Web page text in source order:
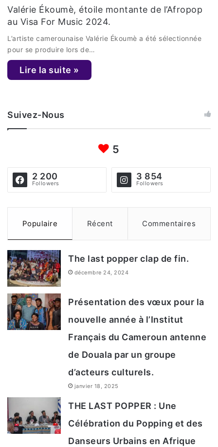
Valérie Ékoumè, étoile montante de l’Afropop
au Visa For Music 2024.
L’artiste camerounaise Valérie Ékoumè a été sélectionnée
pour se produire lors de…
Lire la suite »
Suivez-Nous
5
2 200
Followers
3 854
Followers
Populaire Récent Commentaires
The last popper clap de fin.
décembre 24, 2024
Présentation des vœux pour la
nouvelle année à l’Institut
Français du Cameroun antenne
de Douala par un groupe
d’acteurs culturels.
janvier 18, 2025
THE LAST POPPER : Une
Célébration du Popping et des
Danseurs Urbains en Afrique